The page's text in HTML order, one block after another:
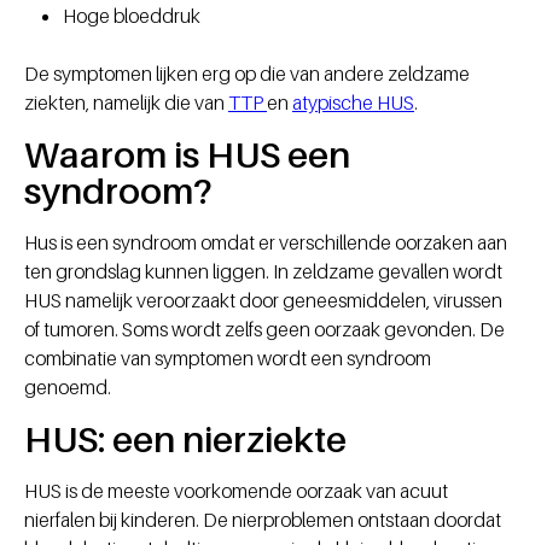
Hoge bloeddruk
De symptomen lijken erg op die van andere zeldzame
ziekten, namelijk die van TTPen atypische HUS.
Waarom is HUS een
syndroom?
Hus is een syndroom omdat er verschillende oorzaken aan
ten grondslag kunnen liggen. In zeldzame gevallen wordt
HUS namelijk veroorzaakt door geneesmiddelen, virussen
of tumoren. Soms wordt zelfs geen oorzaak gevonden. De
combinatie van symptomen wordt een syndroom
genoemd.
HUS: een nierziekte
HUS is de meeste voorkomende oorzaak van acuut
nierfalen bij kinderen. De nierproblemen ontstaan doordat